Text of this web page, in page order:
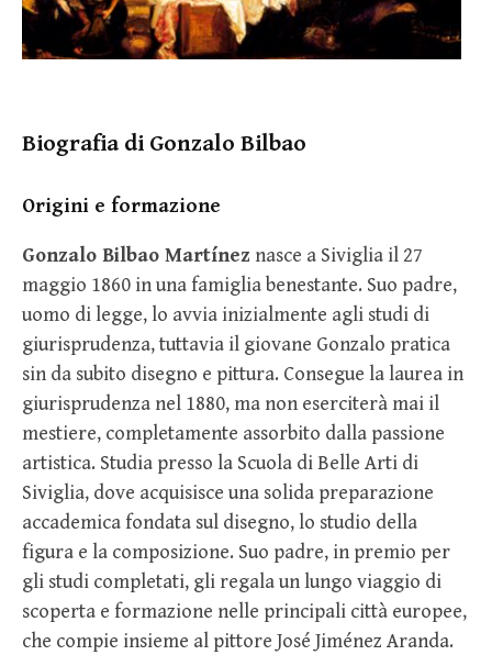
Biografia di Gonzalo Bilbao
Origini e formazione
Gonzalo Bilbao Martínez nasce a Siviglia il 27
maggio 1860 in una famiglia benestante. Suo padre,
uomo di legge, lo avvia inizialmente agli studi di
giurisprudenza, tuttavia il giovane Gonzalo pratica
sin da subito disegno e pittura. Consegue la laurea in
giurisprudenza nel 1880, ma non eserciterà mai il
mestiere, completamente assorbito dalla passione
artistica. Studia presso la Scuola di Belle Arti di
Siviglia, dove acquisisce una solida preparazione
accademica fondata sul disegno, lo studio della
figura e la composizione. Suo padre, in premio per
gli studi completati, gli regala un lungo viaggio di
scoperta e formazione nelle principali città europee,
che compie insieme al pittore José Jiménez Aranda.